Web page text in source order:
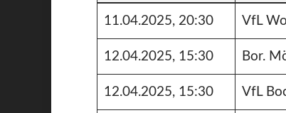
11.04.2025, 20:30 VfL
12.04.2025, 15:30 Bor.
12.04.2025, 15:30 VfL